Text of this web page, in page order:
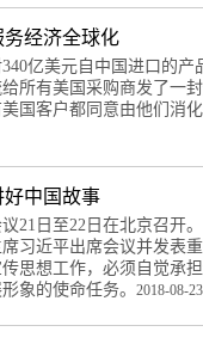
经济全球化
亿美元自中国进口的
所有美国采购商发了一
国客户都同意由他们消
中国故事
21日至22日在北京召开
习近平出席会议并发表
思想工作，必须自觉承
象的使命任务。 2018-08-